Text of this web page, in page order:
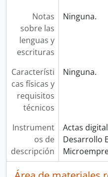
Notas
sobre las
lenguas y
escrituras
Ninguna.
Característi
cas físicas y
requisitos
técnicos
Ninguna.
Instrument
os de
descripción
Actas
Desarrollo